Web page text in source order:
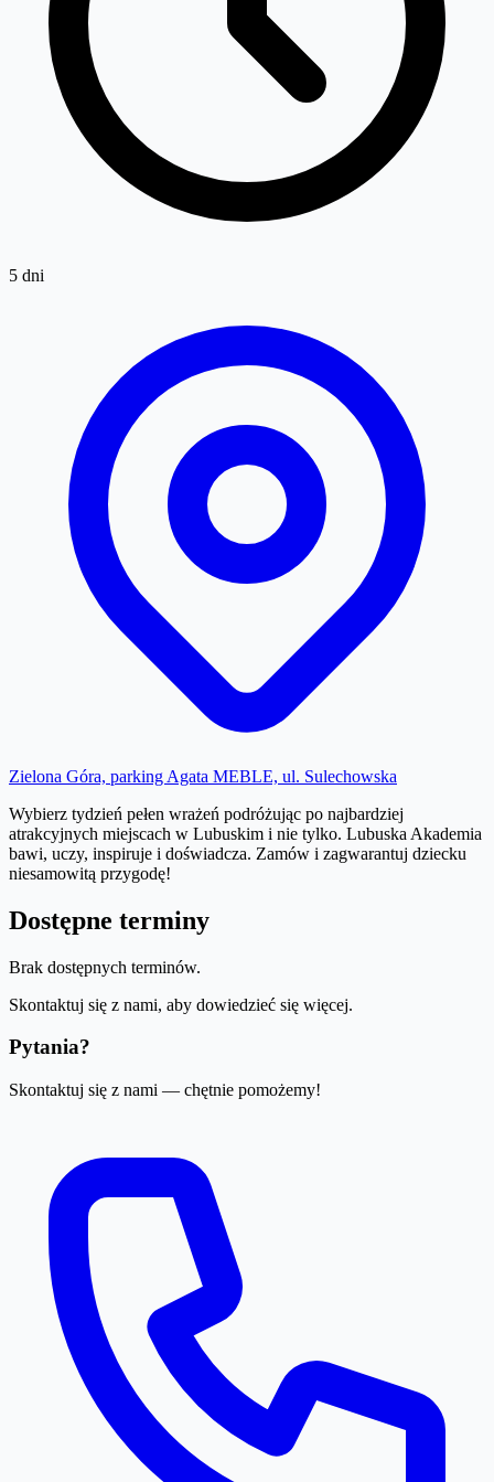
5 dni
Zielona Góra, parking Agata MEBLE, ul. Sulechowska
Wybierz tydzień pełen wrażeń podróżując po najbardziej
atrakcyjnych miejscach w Lubuskim i nie tylko. Lubuska Akademia
bawi, uczy, inspiruje i doświadcza. Zamów i zagwarantuj dziecku
niesamowitą przygodę!
Dostępne terminy
Brak dostępnych terminów.
Skontaktuj się z nami, aby dowiedzieć się więcej.
Pytania?
Skontaktuj się z nami — chętnie pomożemy!